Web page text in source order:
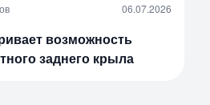
06.07.2026
возможность
заднего крыла